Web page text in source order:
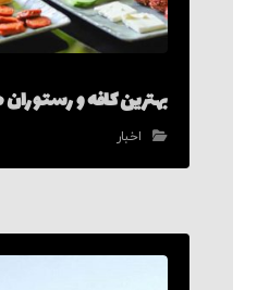
بهترین کافه و
اخبار